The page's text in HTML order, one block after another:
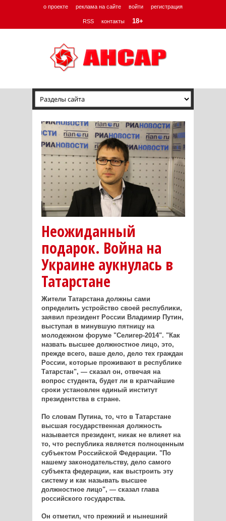
о проекте реклама на сайте войти регистрация
RSS контакты 18+
Неожиданный
подарок. Война на
Украине аукнулась в
Татарстане
Жители Татарстана должны сами
определить устройство своей республики,
заявил президент России Владимир Путин,
выступая в минувшую пятницу на
молодежном форуме "Селигер-2014". "Как
назвать высшее должностное лицо, это,
прежде всего, ваше дело, дело тех граждан
России, которые проживают в республике
Татарстан", — сказал он, отвечая на
вопрос студента, будет ли в кратчайшие
сроки установлен единый институт
президентства в стране.
По словам Путина, то, что в Татарстане
высшая государственная должность
называется президент, никак не влияет на
то, что республика является полноценным
субъектом Российской Федерации. "По
нашему законодательству, дело самого
субъекта федерации, как выстроить эту
систему и как называть высшее
должностное лицо", — сказал глава
российского государства.
Он отметил, что прежний и нынешний